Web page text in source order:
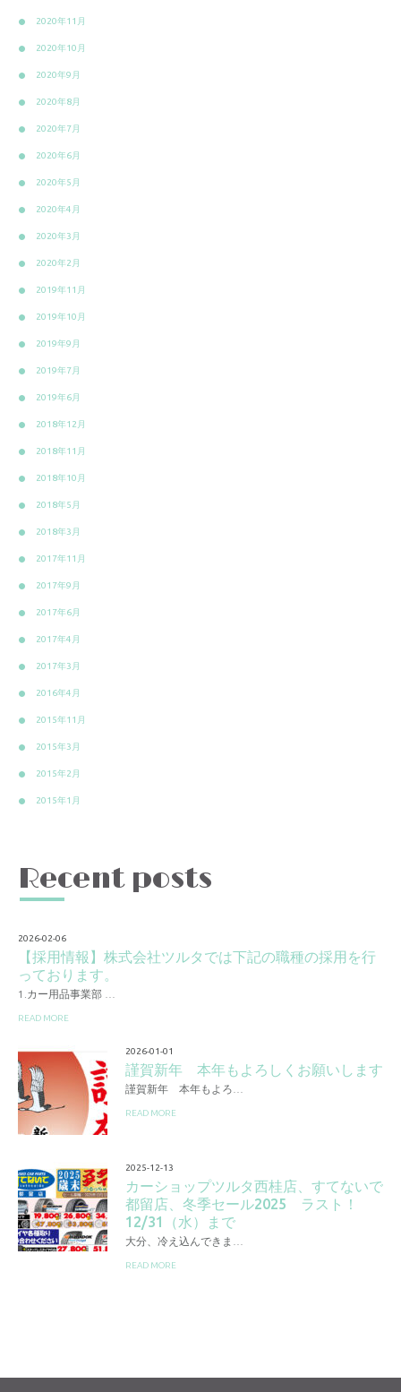
2020年11月
2020年10月
2020年9月
2020年8月
2020年7月
2020年6月
2020年5月
2020年4月
2020年3月
2020年2月
2019年11月
2019年10月
2019年9月
2019年7月
2019年6月
2018年12月
2018年11月
2018年10月
2018年5月
2018年3月
2017年11月
2017年9月
2017年6月
2017年4月
2017年3月
2016年4月
2015年11月
2015年3月
2015年2月
2015年1月
Recent posts
2026-02-06
【採用情報】株式会社ツルタでは下記の職種の採用を行
っております。
1.カー用品事業部 …
READ MORE
2026-01-01
謹賀新年 本年もよろしくお願いします
謹賀新年 本年もよろ…
READ MORE
2025-12-13
カーショップツルタ西桂店、すてないで
都留店、冬季セール2025 ラスト！
12/31（水）まで
大分、冷え込んできま…
READ MORE